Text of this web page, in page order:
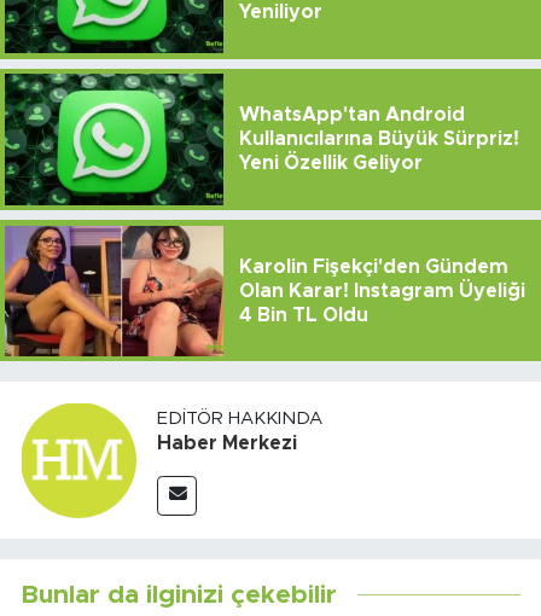
Yeniliyor
WhatsApp'tan Android
Kullanıcılarına Büyük Sürpriz!
Yeni Özellik Geliyor
Karolin Fişekçi'den Gündem
Olan Karar! Instagram Üyeliği
4 Bin TL Oldu
EDITÖR HAKKINDA
Haber Merkezi
Bunlar da ilginizi çekebilir